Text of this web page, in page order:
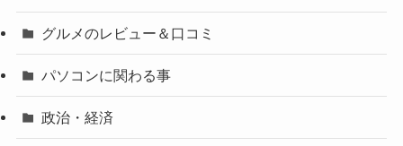
グルメのレビュー＆口コミ
パソコンに関わる事
政治・経済